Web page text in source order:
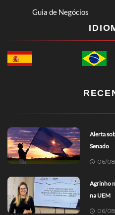
Guia de Negócios
Alerta
Senado
06/
Agrinho
na UEM
06/